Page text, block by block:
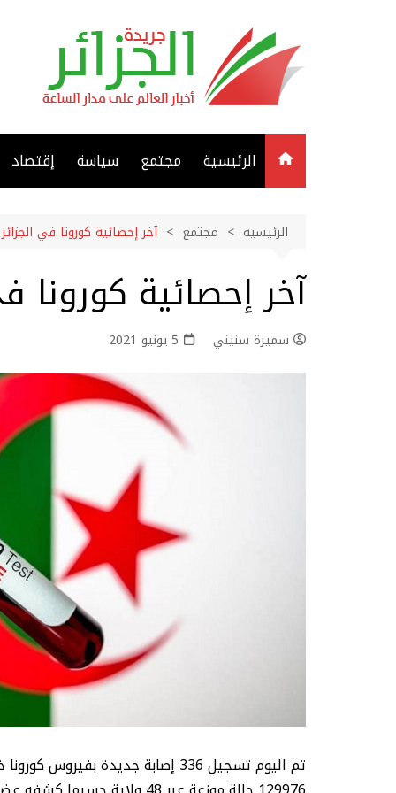
الرئيسية مجتمع سياسة إقتصاد
الرئيسية مجتمع آخر إحصائية كورونا في الجزائر
آخر إحصائية كورونا
سميرة سنيني 5 يونيو 2021